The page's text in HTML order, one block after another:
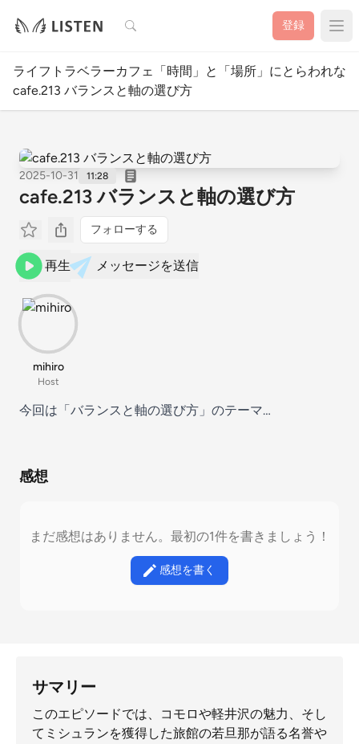
検索 登録
ライフトラベラーカフェ「時間」と「場所」にとらわれな
cafe.213 バランスと軸の選び方
2025-10-31 11:28
cafe.213 バランスと軸の選び方
フォローする
再生 メッセージを送信
mihiro
Host
今回は「バランスと軸の選び方」のテーマ…
感想
まだ感想はありません。最初の1件を書きましょう！
感想を書く
サマリー
このエピソードでは、コモロや軽井沢の魅力、そし
てミシュランを獲得した旅館の若旦那が語る名誉や